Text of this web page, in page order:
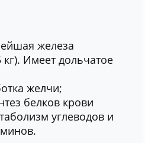
железа
Имеет дольчатое
желчи;
белков крови
углеводов и